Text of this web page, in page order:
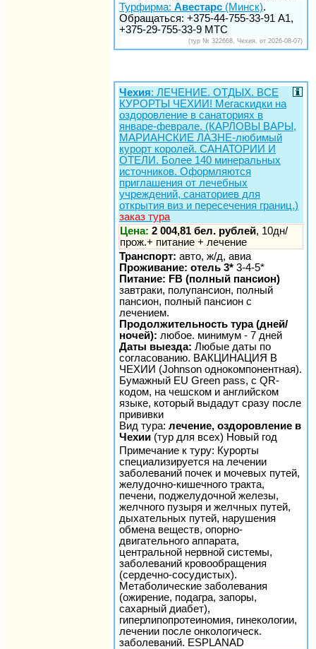
Турфирма: Авестарс (Минск).
Обращаться: +375-44-755-33-91 А1,
+375-29-755-33-9 МТС
(тур № 322668, Чехия, от 2026-08-07)
Чехия: ЛЕЧЕНИЕ. ОТДЫХ. ВСЕ
КУРОРТЫ ЧЕХИИ! Мегаскидки на
оздоровление в санаториях в
январе-феврале. (КАРЛОВЫ ВАРЫ,
МАРИАНСКИЕ ЛАЗНЕ-любимый
курорт королей. САНАТОРИИ И
ОТЕЛИ. Более 140 минеральных
источников. Оформляются
приглашения от лечебных
учреждений, санаториев для
открытия виз и пересечения границ.)
заказ тура
Цена: 2 004,81 бел. рублей, 10дн/
прож.+ питание + лечение
Транспорт: авто, ж/д, авиа
Проживание: отель 3* 3-4-5*
Питание: FB (полный пансион)
завтраки, полупансион, полный
пансион, полный пансион с
лечением.
Продолжительность тура (дней/
ночей): любое. минимум - 7 дней
Даты выезда: Любые даты по
согласованию. ВАКЦИНАЦИЯ В
ЧЕХИИ (Johnson однокомпонентная).
Бумажный EU Green pass, с QR-
кодом, на чешском и английском
языке, который выдадут сразу после
прививки
Вид тура: лечение, оздоровление в
Чехии (тур для всех) Новый год
Примечание к туру: Курорты
специализируется на лечении
заболеваний почек и мочевых путей,
желудочно-кишечного тракта,
печени, поджелудочной железы,
желчного пузыря и желчных путей,
дыхательных путей, нарушения
обмена веществ, опорно-
двигательного аппарата,
центральной нервной системы,
заболеваний кровообращения
(сердечно-сосудистых).
Метаболические заболевания
(ожирение, подагра, запоры,
сахарный диабет),
гиперлипопротеиномия, гинекологии,
лечении после онкологическ.
заболеваний. ESPLANAD